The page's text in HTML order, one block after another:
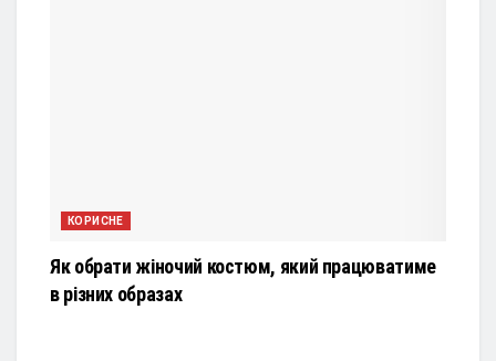
КОРИСНЕ
Як обрати жіночий костюм, який працюватиме
в різних образах